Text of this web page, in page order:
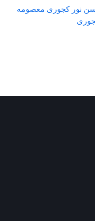
نور کجوری معصومه